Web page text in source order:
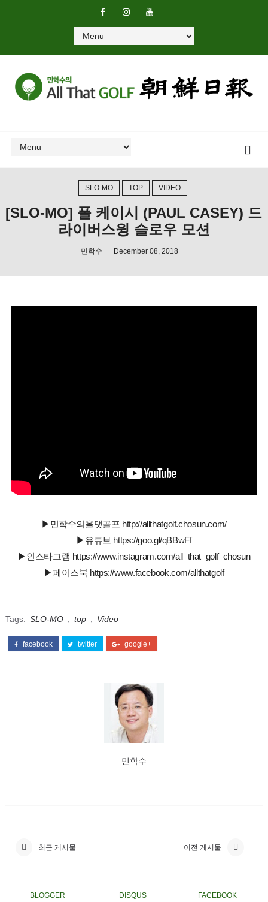
SLO-MO TOP VIDEO
[SLO-MO] 폴 케이시 (PAUL CASEY) 드
라이버스윙 슬로우 모션
민학수 December 08, 2018
▶민학수의올댓골프 http://allthatgolf.chosun.com/
▶유튜브 https://goo.gl/qBBwFf
▶인스타그램 https://www.instagram.com/all_that_golf_chosun
▶페이스북 https://www.facebook.com/allthatgolf
Tags: SLO-MO top Video
facebook twitter google+
민학수
최근 게시물 이전 게시물
BLOGGER DISQUS FACEBOOK